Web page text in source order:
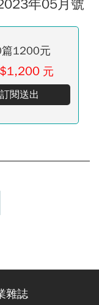
年05月號
1200元
元
訂閱送出
雜誌